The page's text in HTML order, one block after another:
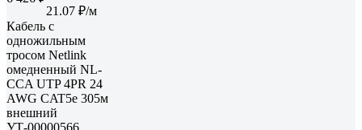
21.07 ₽/м
Кабель с
одножильным
тросом Netlink
омедненный NL-
CCA UTP 4PR 24
AWG CAT5е 305м
внешний